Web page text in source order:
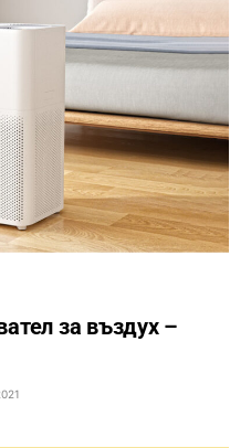
за въздух –